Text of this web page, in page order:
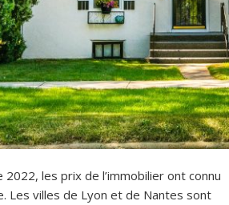
2022, les prix de l’immobilier ont connu
Les villes de Lyon et de Nantes sont